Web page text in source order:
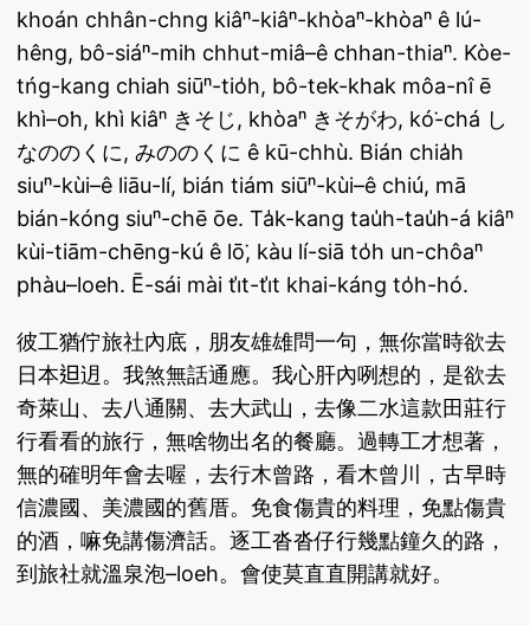
khoán chhân-chng kiâⁿ-kiâⁿ-khòaⁿ-khòaⁿ ê lú-
hêng, bô-siáⁿ-mih chhut-miâ–ê chhan-thiaⁿ. Kòe-
tńg-kang chiah siūⁿ-tio̍h, bô-tek-khak môa-nî ē
khì–o͘h, khì kiâⁿ きそじ, khòaⁿ きそがわ, kó͘-chá し
なののくに, みののくに ê kū-chhù. Bián chia̍h
siuⁿ-kùi–ê liāu-lí, bián tiám siūⁿ-kùi–ê chiú, mā
bián-kóng siuⁿ-chē ōe. Ta̍k-kang tau̍h-tau̍h-á kiâⁿ
kùi-tiām-chēng-kú ê lō͘, kàu lí-siā to̍h un-chôaⁿ
phàu–loeh. Ē-sái mài ti̍t-ti̍t khai-káng to̍h-hó.
彼工猶佇旅社內底，朋友雄雄問一句，無你當時欲去
日本𨑨迌。我煞無話通應。我心肝內咧想的，是欲去
奇萊山、去八通關、去大武山，去像二水這款田莊行
行看看的旅行，無啥物出名的餐廳。過轉工才想著，
無的確明年會去喔，去行木曾路，看木曾川，古早時
信濃國、美濃國的舊厝。免食傷貴的料理，免點傷貴
的酒，嘛免講傷濟話。逐工沓沓仔行幾點鐘久的路，
到旅社就溫泉泡–loeh。會使莫直直開講就好。